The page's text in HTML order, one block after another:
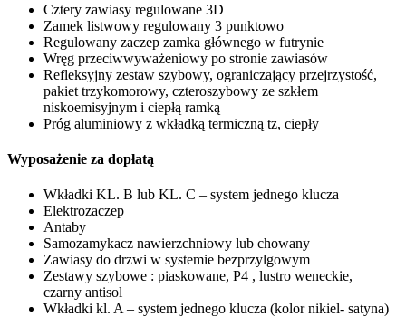
Cztery zawiasy regulowane 3D
Zamek listwowy regulowany 3 punktowo
Regulowany zaczep zamka głównego w futrynie
Wręg przeciwwyważeniowy po stronie zawiasów
Refleksyjny zestaw szybowy, ograniczający przejrzystość,
pakiet trzykomorowy, czteroszybowy ze szkłem
niskoemisyjnym i ciepłą ramką
Próg aluminiowy z wkładką termiczną tz, ciepły
Wyposażenie za dopłatą
Wkładki KL. B lub KL. C – system jednego klucza
Elektrozaczep
Antaby
Samozamykacz nawierzchniowy lub chowany
Zawiasy do drzwi w systemie bezprzylgowym
Zestawy szybowe : piaskowane, P4 , lustro weneckie,
czarny antisol
Wkładki kl. A – system jednego klucza (kolor nikiel- satyna)